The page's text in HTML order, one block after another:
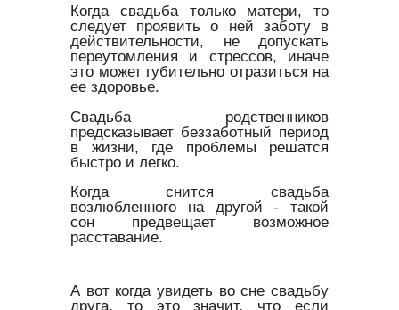
Когда свадьба только матери, то
следует проявить о ней заботу в
действительности, не допускать
переутомления и стрессов, иначе
это может губительно отразиться на
ее здоровье.
Свадьба родственников
предсказывает беззаботный период
в жизни, где проблемы решатся
быстро и легко.
Когда снится свадьба
возлюбленного на другой - такой
сон предвещает возможное
расставание.
А вот когда увидеть во сне свадьбу
друга, то это значит, что если